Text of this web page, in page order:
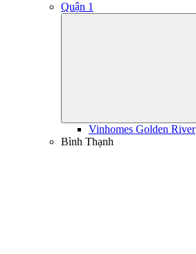
Quận 1
Vinhomes Golden River
Bình Thạnh